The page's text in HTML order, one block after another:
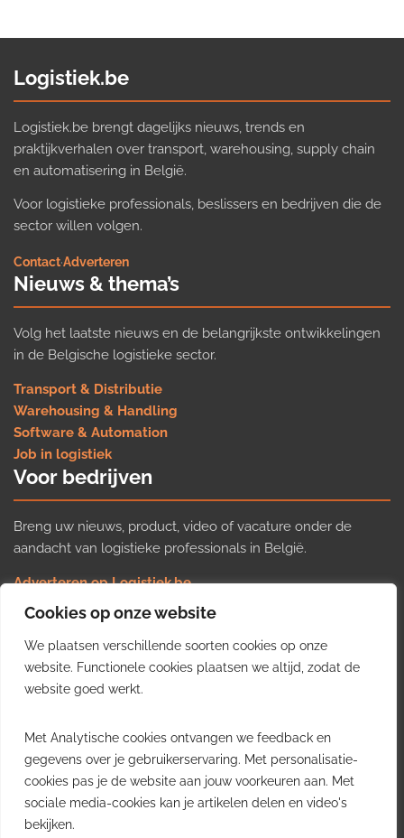
Cookies op onze website
We plaatsen verschillende soorten cookies op onze
website. Functionele cookies plaatsen we altijd, zodat de
website goed werkt.
Met Analytische cookies ontvangen we feedback en
gegevens over je gebruikerservaring. Met personalisatie-
cookies pas je de website aan jouw voorkeuren aan. Met
sociale media-cookies kan je artikelen delen en video's
bekijken.
Logistiek.be
Logistiek.be brengt dagelijks nieuws, trends en
praktijkverhalen over transport, warehousing, supply chain
en automatisering in België.
Voor logistieke professionals, beslissers en bedrijven die de
sector willen volgen.
Contact·Adverteren
Nieuws & thema’s
Volg het laatste nieuws en de belangrijkste ontwikkelingen
in de Belgische logistieke sector.
Transport & Distributie
Warehousing & Handling
Software & Automation
Job in logistiek
Voor bedrijven
Breng uw nieuws, product, video of vacature onder de
aandacht van logistieke professionals in België.
Adverteren op Logistiek.be
Nieuws insturen
Uw video op Logistiek.TV
Job plaatsen
Gratis wekelijkse update
inzichten uit de Belgische logistieke sector in uw inbox.
Ontvang je gratis
wekelijkse update